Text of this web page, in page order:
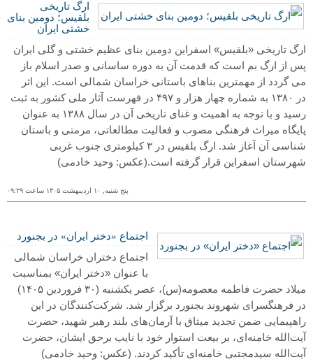
ارگ تاریخی
بلقیس؛ دومین بنای
خشتی ایران
ارگ تاریخی «بلقیس» اسفراین دومین بنای عظیم خشتی و گلی ایران
پس از ارگ بم است که قدمت آن به دوره ساسانی و صدر اسلام باز
می گردد از مهمترین بناهای باستانی خراسان شمالی است. این اثر
در ۱۳۸۰ به شماره چهار هزار و ۴۹۷ در فهرست آثار ملی کشور به ثبت
رسید و با توجه به اهمیت و غنای تاریخی آن در سال ۱۳۸۸ به عنوان
پایگاه میراث فرهنگی مصوب و فعالیت مطالعاتی، مرمتی و باستان
شناسی آن آغاز شد. ارگ بلقیس در ۳ کیلومتری جنوب غربی
شهرستان اسفراین قرار گرفته است.(عکس: وحید خادمی)
پنج شنبه, ١۰ ارديبهشت ١۴۰۵ ساعت ۰٩:٢٩
اجتماع «دختر ایران» در بجنورد
اجتماع دختران خراسان شمالی
با عنوان «دختر ایران» بمناسبت
میلاد حضرت فاطمه معصومه(س)، عصر یکشنبه (۳۰ فروردین ۱۴۰۵)
در فرهنگسرای شهروند بجنورد برگزار شد. شرکت‌کنندگان در این
راهپیمایی ضمن تجدید میثاق با آرمان‌های بلند رهبر شهید، حضرت
آیت‌الله خامنه‌ای، بر بیعت استوار خود با نایب برحق ایشان، حضرت
آیت‌الله سیدمجتبی خامنه‌ای تأکید کردند. (عکس: وحید خادمی)